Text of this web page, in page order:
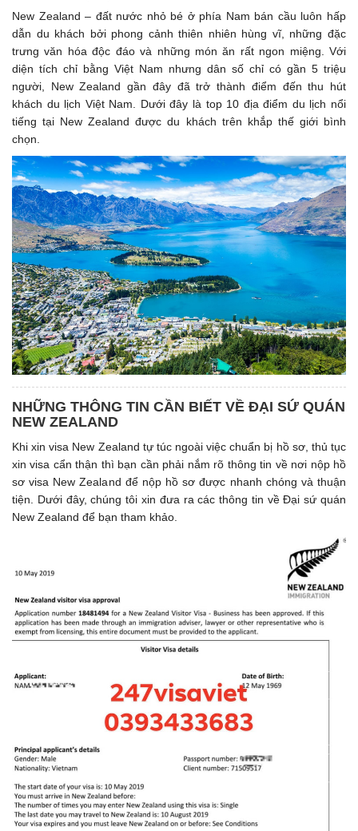
New Zealand – đất nước nhỏ bé ở phía Nam bán cầu luôn hấp
dẫn du khách bởi phong cảnh thiên nhiên hùng vĩ, những đặc
trưng văn hóa độc đáo và những món ăn rất ngon miệng. Với
diện tích chỉ bằng Việt Nam nhưng dân số chỉ có gần 5 triệu
người, New Zealand gần đây đã trở thành điểm đến thu hút
khách du lịch Việt Nam. Dưới đây là top 10 địa điểm du lịch nổi
tiếng tại New Zealand được du khách trên khắp thế giới bình
chọn.
NHỮNG THÔNG TIN CẦN BIẾT VỀ ĐẠI SỨ QUÁN
NEW ZEALAND
Khi xin visa New Zealand tự túc ngoài việc chuẩn bị hồ sơ, thủ tục
xin visa cẩn thận thì bạn cần phải nắm rõ thông tin về nơi nộp hồ
sơ visa New Zealand để nộp hồ sơ được nhanh chóng và thuận
tiện. Dưới đây, chúng tôi xin đưa ra các thông tin về Đại sứ quán
New Zealand để bạn tham khảo.